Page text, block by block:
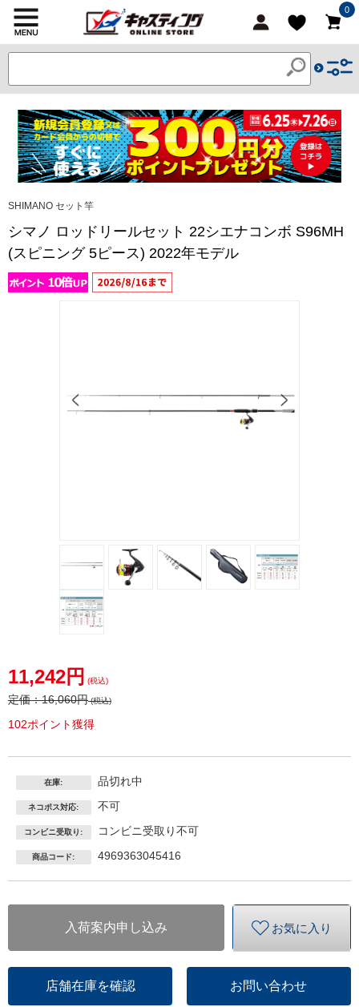
0
SHIMANO セット竿
シマノ ロッドリールセット 22シエナコンボ S96MH
(スピニング 5ピース) 2022年モデル
11,242円 (税込)
定価：16,060円(税込)
102ポイント獲得
在庫: 品切れ中
ネコポス対応: 不可
コンビニ受取り: コンビニ受取り不可
商品コード: 4969363045416
入荷案内申し込み お気に入り
店舗在庫を確認 お問い合わせ